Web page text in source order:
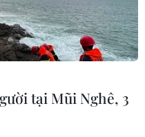
một vụ tai nạn tàu
phố Barcelona của
điểm buổi sáng 28/7.
tại Mũi Nghê, 3